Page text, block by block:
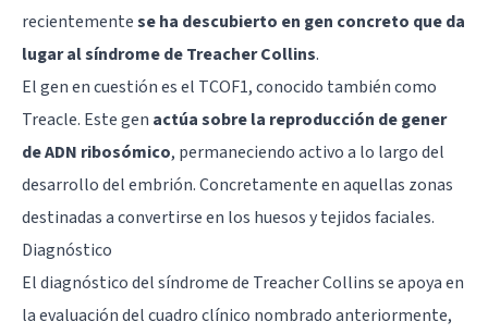
recientementese ha descubierto en gen concreto que da
lugar al síndrome de Treacher Collins.
El gen en cuestión es el TCOF1, conocido también como
Treacle. Este gen actúa sobre la reproducción de gener
de ADN ribosómico, permaneciendo activo a lo largo del
desarrollo del embrión. Concretamente en aquellas zonas
destinadas a convertirse en los huesos y tejidos faciales.
Diagnóstico
El diagnóstico del síndrome de Treacher Collins se apoya en
la evaluación del cuadro clínico nombrado anteriormente,